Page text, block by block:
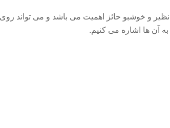
نظیر و خوشبو حائز اهمیت می باشد و می تواند
آن ها اشاره می کنیم.